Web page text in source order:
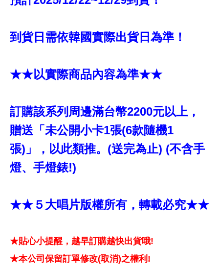
到貨日需依韓國實際出貨日為準！
★★以實際商品內容為準★★
訂購該系列周邊滿台幣2200元以上，
贈送「未公開小卡1張(6款隨機1
張)」，以此類推。(送完為止) (不含手
燈、手燈錶!)
★★５大唱片版權所有，轉載必究★★
★貼心小提醒，越早訂購越快出貨哦!
★本公司保留訂單修改(取消)之權利!